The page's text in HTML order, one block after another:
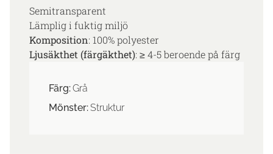
Semitransparent
Lämplig i fuktig miljö
Komposition: 100% polyester
Ljusäkthet (färgäkthet): ≥ 4-5 beroende på färg
Färg:Grå
Mönster:Struktur